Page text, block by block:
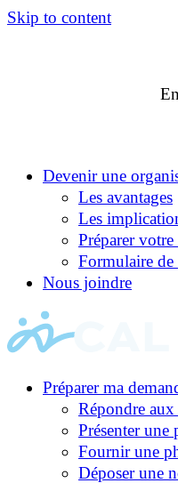
Skip to content
Devenir une
Les avantages
Les
Préparer
Formulaire de
Nous joindre
Préparer ma
Répondre aux
Présenter une
Fournir une
Déposer une